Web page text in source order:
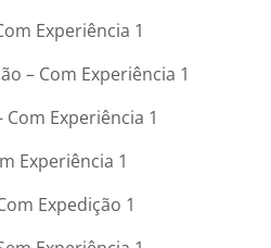
Experiência 1
– Com Experiência 1
Experiência 1
Experiência 1
Expedição 1